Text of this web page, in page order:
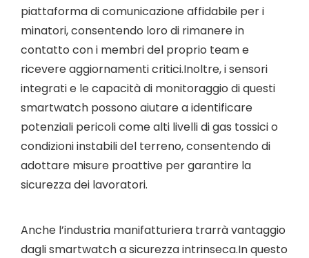
piattaforma di comunicazione affidabile per i
minatori, consentendo loro di rimanere in
contatto con i membri del proprio team e
ricevere aggiornamenti critici.Inoltre, i sensori
integrati e le capacità di monitoraggio di questi
smartwatch possono aiutare a identificare
potenziali pericoli come alti livelli di gas tossici o
condizioni instabili del terreno, consentendo di
adottare misure proattive per garantire la
sicurezza dei lavoratori.
Anche l’industria manifatturiera trarrà vantaggio
dagli smartwatch a sicurezza intrinseca.In questo